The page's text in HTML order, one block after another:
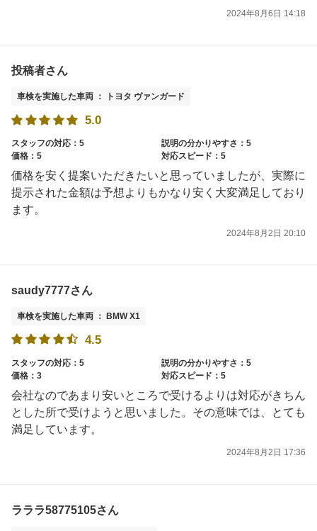
2024年8月6日 14:18
投稿者さん
車検を実施した車両 ： トヨタ ヴァンガード
5.0
スタッフの対応：5
説明の分かりやすさ：5
価格：5
対応スピード：5
価格を安く提案いただきたいと思っていましたが、実際に
提示された金額は予想よりもかなり安く大変満足しており
ます。
2024年8月2日 20:10
saudy7777さん
車検を実施した車両 ： BMW X1
4.5
スタッフの対応：5
説明の分かりやすさ：5
価格：3
対応スピード：5
会社なのであまり安いところで受けるよりは対応がきちん
とした所で受けようと思いました。その意味では、とても
満足しています。
2024年8月2日 17:36
ラララ58775105さん